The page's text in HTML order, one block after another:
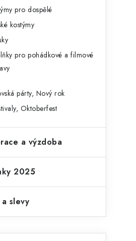
pro dospělé
kostýmy
pro pohádkové a filmové
párty, Nový rok
Oktoberfest
a výzdoba
2025
slevy